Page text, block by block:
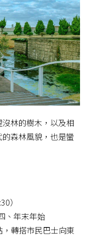
林的樹木，以及相
森林風貌，也是蠻
）
、年末年始
轉搭市民巴士向東